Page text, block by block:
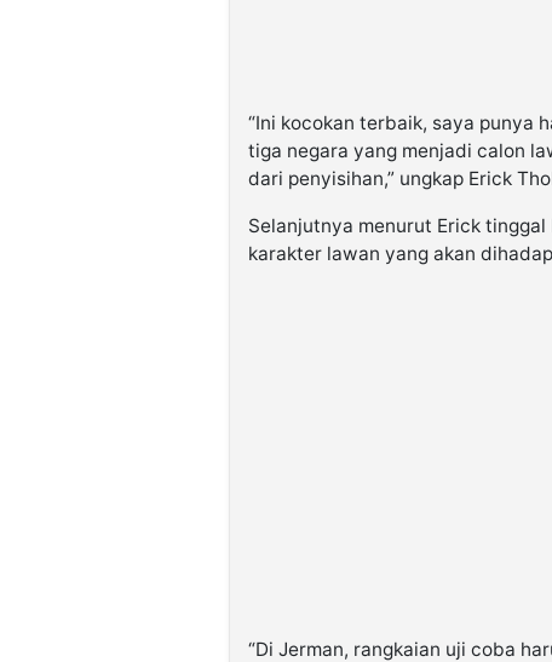
“Ini kocokan terbaik, saya punya
tiga negara yang menjadi calon
dari penyisihan,” ungkap Erick
Selanjutnya menurut Erick
karakter lawan yang akan
“Di Jerman, rangkaian uji coba